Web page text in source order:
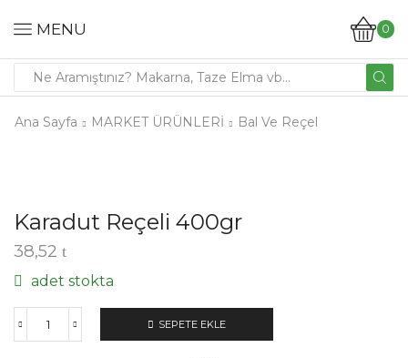
MENU 0
Ana Sayfa MARKET ÜRÜNLERİ Bal Ve Reçel
Karadut Reçeli 400gr
38,52
adet stokta
SEPETE EKLE